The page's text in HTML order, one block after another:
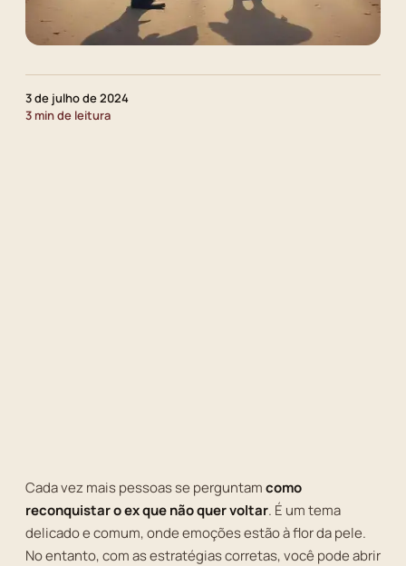
3 de julho de 2024
3 min de leitura
Cada vez mais pessoas se perguntamcomo
reconquistar o ex que não quer voltar. É um tema
delicado e comum, onde emoções estão à flor da pele.
No entanto, com as estratégias corretas, você pode abrir